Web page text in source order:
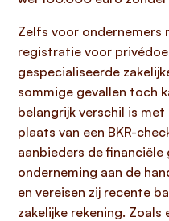
Zelfs voor ondernemers
registratie voor
gespecialiseerde
sommige gevallen toch
belangrijk verschil is
plaats van een BKR-
aanbieders de financiële
onderneming aan de
en vereisen zij recente
zakelijke rekening.